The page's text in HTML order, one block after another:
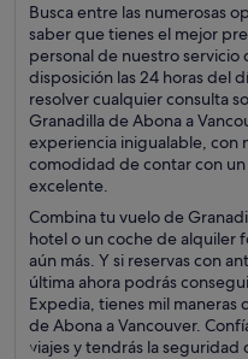
Busca entre las numerosas
saber que tienes el mejor
personal de nuestro servicio
disposición las 24 horas del
resolver cualquier consulta
Granadilla de Abona a
experiencia inigualable, con
comodidad de contar con
excelente.
Combina tu vuelo de
hotel o un coche de alquiler
aún más. Y si reservas con
última ahora podrás
Expedia, tienes mil maneras
de Abona a Vancouver.
viajes y tendrás la